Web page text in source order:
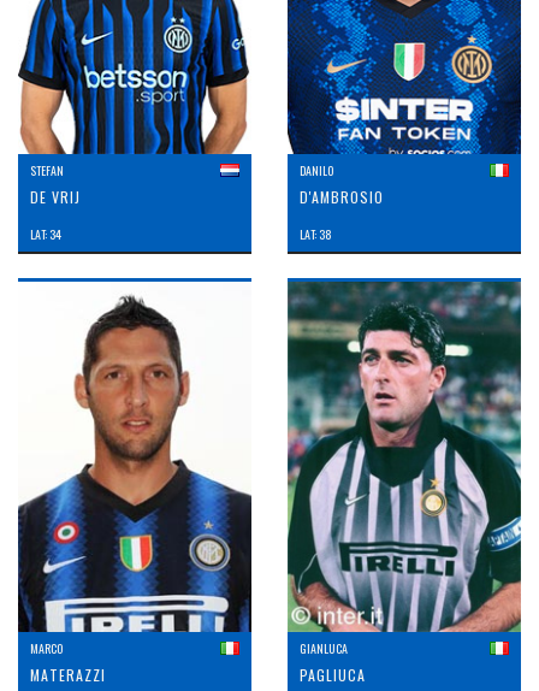
STEFAN
DE VRIJ
LAT: 34
DANILO
D'AMBROSIO
LAT: 38
MARCO
MATERAZZI
GIANLUCA
PAGLIUCA